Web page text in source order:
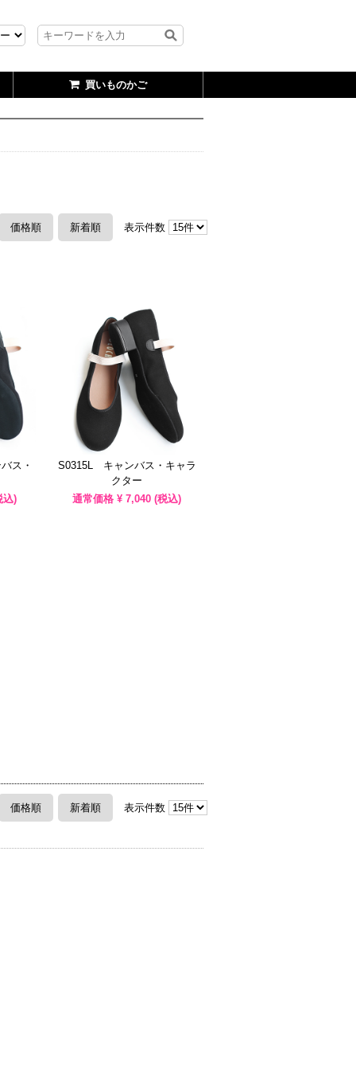
買いものかご
価格順 新着順 表示件数
ス・
込)
S0315L キャンバス・キャラ
クター
通常価格 ¥ 7,040 (税込)
価格順 新着順 表示件数